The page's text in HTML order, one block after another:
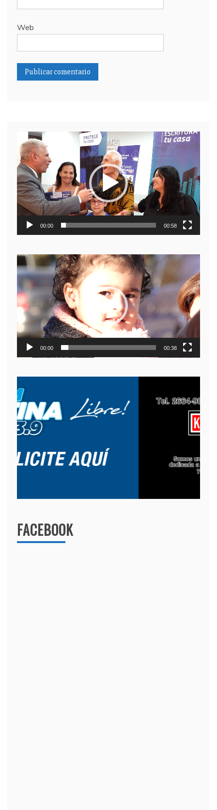
Web
Reproductor
de
video
00:00 00:58
Reproductor
de
video
00:00 00:38
FACEBOOK